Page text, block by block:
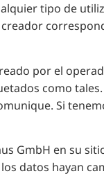
tipo de
por el
como
Si
GmbH en su
datos hayan